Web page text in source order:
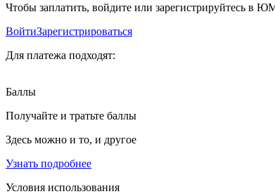
Чтобы заплатить, войдите или зарегистрируйтесь в
ВойтиЗарегистрироваться
Для платежа подходят:
Баллы
Получайте и тратьте баллы
Здесь можно и то, и другое
Узнать подробнее
Условия использования